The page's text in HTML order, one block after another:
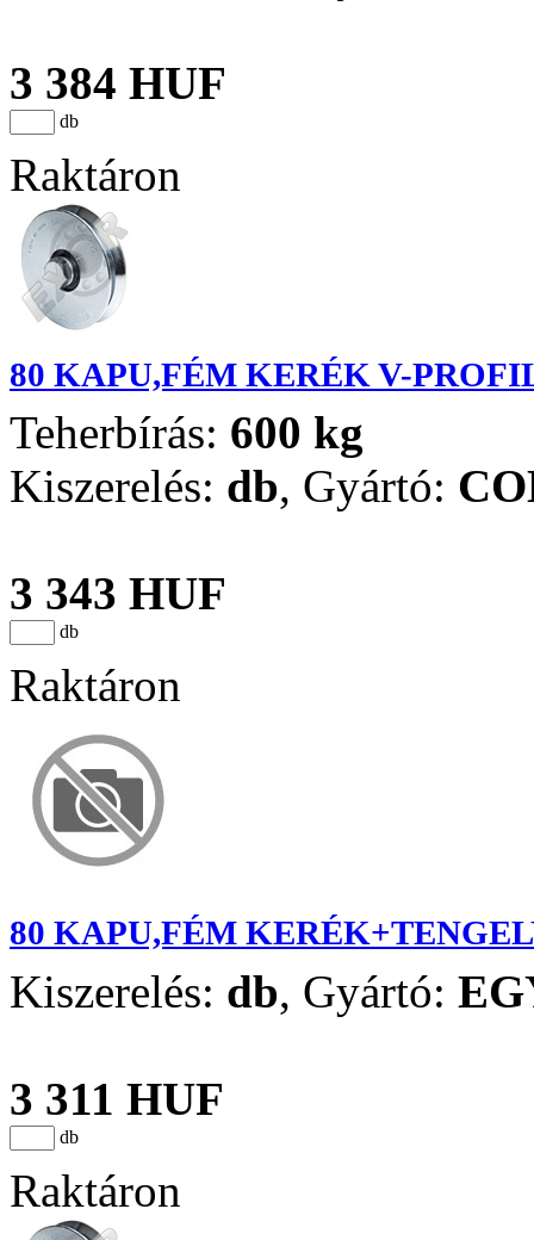
3 384 HUF
db
Raktáron
80 KAPU,FÉM KERÉK V-
Teherbírás: 600 kg
Kiszerelés: db, Gyártó:
3 343 HUF
db
Raktáron
80 KAPU,FÉM
Kiszerelés: db, Gyártó:
3 311 HUF
db
Raktáron